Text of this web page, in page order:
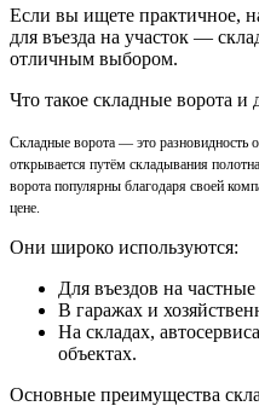
Если вы ищете практичное,
для въезда на участок —
отличным выбором.
Что такое складные ворота
Складные ворота — это разновидность
открывается путём складывания
ворота популярны благодаря своей
цене.
Они широко используются:
Для въездов на
В гаражах и
На складах,
объектах.
Основные преимущества